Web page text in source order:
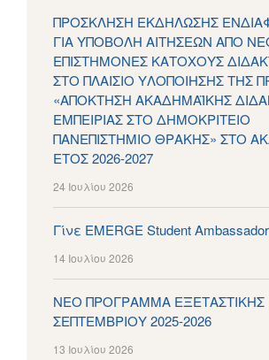
ΠΡΟΣΚΛΗΣΗ ΕΚΔΗΛΩΣΗΣ
ΓΙΑ ΥΠΟΒΟΛΗ ΑΙΤΗΣΕΩΝ ΑΠΟ
ΕΠΙΣΤΗΜΟΝΕΣ ΚΑΤΟΧΟΥΣ
ΣΤΟ ΠΛΑΙΣΙΟ ΥΛΟΠΟΙΗΣΗΣ ΤΗΣ
«ΑΠΟΚΤΗΣΗ ΑΚΑΔΗΜΑΪΚΗΣ
ΕΜΠΕΙΡΙΑΣ ΣΤΟ ΔΗΜΟΚΡΙΤΕΙΟ
ΠΑΝΕΠΙΣΤΗΜΙΟ ΘΡΑΚΗΣ» ΣΤΟ
ΕΤΟΣ 2026-2027
24 Ιουλίου 2026
Γίνε EMERGE Student
14 Ιουλίου 2026
ΝΕΟ ΠΡΟΓΡΑΜΜΑ ΕΞΕΤΑΣΤΙΚΗΣ
ΣΕΠΤΕΜΒΡΙΟΥ 2025-2026
13 Ιουλίου 2026